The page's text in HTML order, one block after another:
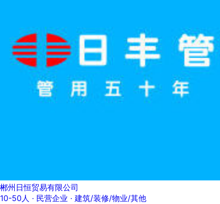
郴州日恒贸易有限公司
10-50人 · 民营企业 · 建筑/装修/物业/其他